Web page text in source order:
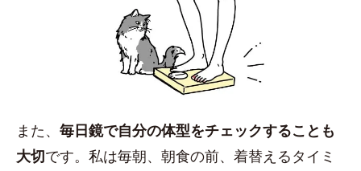
また、 毎日鏡で自分の体型をチェックすることも
大切です。私は毎朝、朝食の前、着替えるタイミ